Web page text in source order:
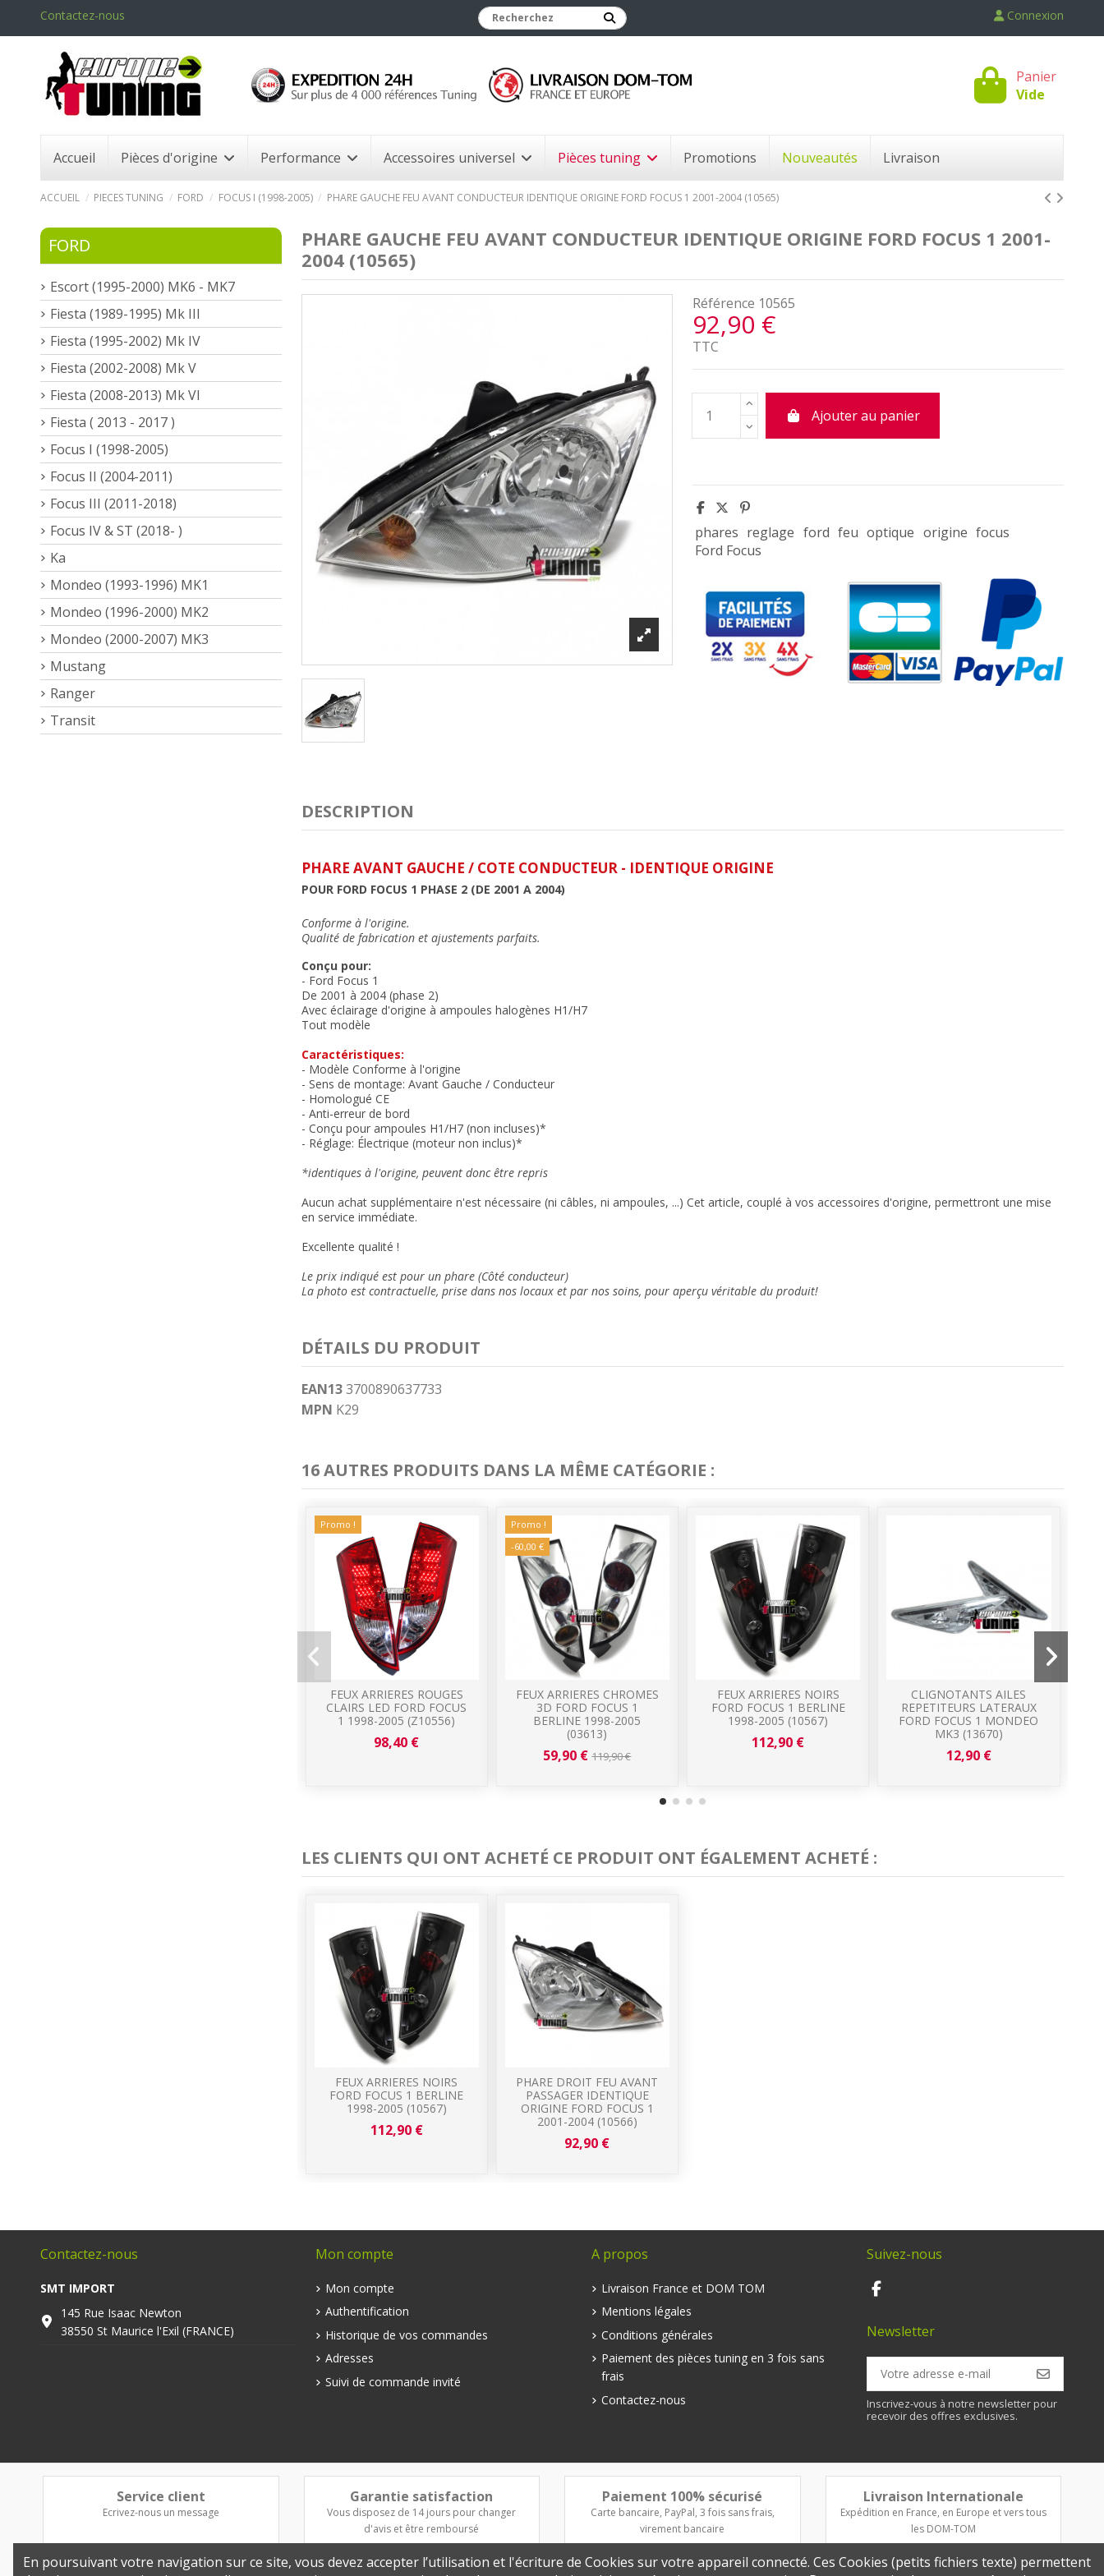
Contactez-nous Connexion
Panier
Vide
Accueil Pièces d'origine Performance Accessoires universel Pièces tuning Promotions Nouveautés Livraison
ACCUEIL PIECES TUNING FORD FOCUS I (1998-2005) PHARE GAUCHE FEU AVANT CONDUCTEUR IDENTIQUE ORIGINE FORD FOCUS 1 2001-2004 (10565)
PHARE GAUCHE FEU AVANT CONDUCTEUR IDENTIQUE ORIGINE FORD FOCUS 1 2001-
2004 (10565)
Référence 10565
92,90 €
TTC
Ajouter au panier
phares reglage ford feu optique origine focus
Ford Focus
DESCRIPTION
PHARE AVANT GAUCHE / COTE CONDUCTEUR - IDENTIQUE ORIGINE
POUR FORD FOCUS 1 PHASE 2 (DE 2001 A 2004)
Conforme à l'origine.
Qualité de fabrication et ajustements parfaits.
Conçu pour:
- Ford Focus 1
De 2001 à 2004 (phase 2)
Avec éclairage d'origine à ampoules halogènes H1/H7
Tout modèle
Caractéristiques:
- Modèle Conforme à l'origine
- Sens de montage: Avant Gauche / Conducteur
- Homologué CE
- Anti-erreur de bord
- Conçu pour ampoules H1/H7 (non incluses)*
- Réglage: Électrique (moteur non inclus)*
*identiques à l'origine, peuvent donc être repris
Aucun achat supplémentaire n'est nécessaire (ni câbles, ni ampoules, ...) Cet article, couplé à vos accessoires d'origine, permettront une mise
en service immédiate.
Excellente qualité !
Le prix indiqué est pour un phare (Côté conducteur)
La photo est contractuelle, prise dans nos locaux etpar nos soins, pour aperçu véritable du produit!
DÉTAILS DU PRODUIT
EAN13 3700890637733
MPN K29
16 AUTRES PRODUITS DANS LA MÊME CATÉGORIE :
Promo !
FEUX ARRIERES ROUGES
CLAIRS LED FORD FOCUS
1 1998-2005 (Z10556)
98,40 €
Promo !
-60,00 €
FEUX ARRIERES CHROMES
3D FORD FOCUS 1
BERLINE 1998-2005
(03613)
59,90 €119,90 €
FEUX ARRIERES NOIRS
FORD FOCUS 1 BERLINE
1998-2005 (10567)
112,90 €
CLIGNOTANTS AILES
REPETITEURS LATERAUX
FORD FOCUS 1 MONDEO
MK3 (13670)
12,90 €
LES CLIENTS QUI ONT ACHETÉ CE PRODUIT ONT ÉGALEMENT ACHETÉ :
FEUX ARRIERES NOIRS
FORD FOCUS 1 BERLINE
1998-2005 (10567)
112,90 €
PHARE DROIT FEU AVANT
PASSAGER IDENTIQUE
ORIGINE FORD FOCUS 1
2001-2004 (10566)
92,90 €
FORD
Escort (1995-2000) MK6 - MK7
Fiesta (1989-1995) Mk III
Fiesta (1995-2002) Mk IV
Fiesta (2002-2008) Mk V
Fiesta (2008-2013) Mk VI
Fiesta ( 2013 - 2017 )
Focus I (1998-2005)
Focus II (2004-2011)
Focus III (2011-2018)
Focus IV & ST (2018- )
Ka
Mondeo (1993-1996) MK1
Mondeo (1996-2000) MK2
Mondeo (2000-2007) MK3
Mustang
Ranger
Transit
Contactez-nous
SMT IMPORT
145 Rue Isaac Newton
38550 St Maurice l'Exil (FRANCE)
Mon compte
Mon compte
Authentification
Historique de vos commandes
Adresses
Suivi de commande invité
A propos
Livraison France et DOM TOM
Mentions légales
Conditions générales
Paiement des pièces tuning en 3 fois sans
frais
Contactez-nous
Suivez-nous
Newsletter
Inscrivez-vous à notre newsletter pour
recevoir des offres exclusives.
Service client
Ecrivez-nous un message
Garantie satisfaction
Vous disposez de 14 jours pour changer
d'avis et être remboursé
Paiement 100% sécurisé
Carte bancaire, PayPal, 3 fois sans frais,
virement bancaire
Livraison Internationale
Expédition en France, en Europe et vers tous
les DOM-TOM
En poursuivant votre navigation sur ce site, vous devez accepter l’utilisation et l'écriture de Cookies sur votre appareil connecté. Ces Cookies (petits fichiers texte) permettent